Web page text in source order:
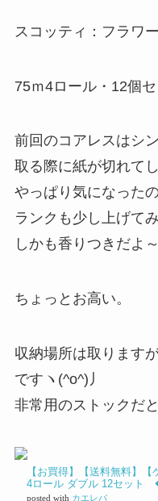
スコッティ：フラワ
75ｍ4ロール・12個セ
前回のコアレスはシ
取る際に紙が切れて
やっぱり気になった
ランクも少し上げて
しかも香りつきだよ～
ちょっとお高い。
収納場所は取ります
ですヽ(^o^)丿
非常用のストックだと
【お買得】【送料無料】
4ロール ダブル 12セッ
posted with カエレバ